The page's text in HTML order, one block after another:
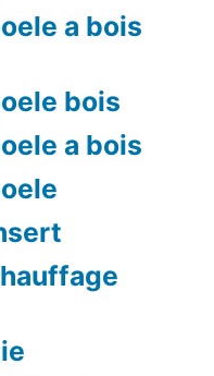
a bois
bois
a bois